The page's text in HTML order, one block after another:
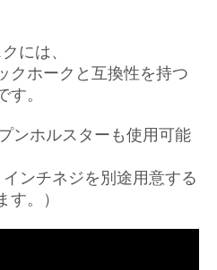
には、
クホークと互換性を持つ
。
ンホルスターも使用可能
インチネジを別途用意する
す。）